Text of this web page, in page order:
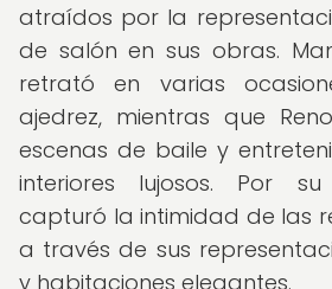
atraídos por la
de salón en sus obras.
retrató en varias
ajedrez, mientras que
escenas de baile y
interiores lujosos. Por
capturó la intimidad de las
a través de sus
y habitaciones elegantes.